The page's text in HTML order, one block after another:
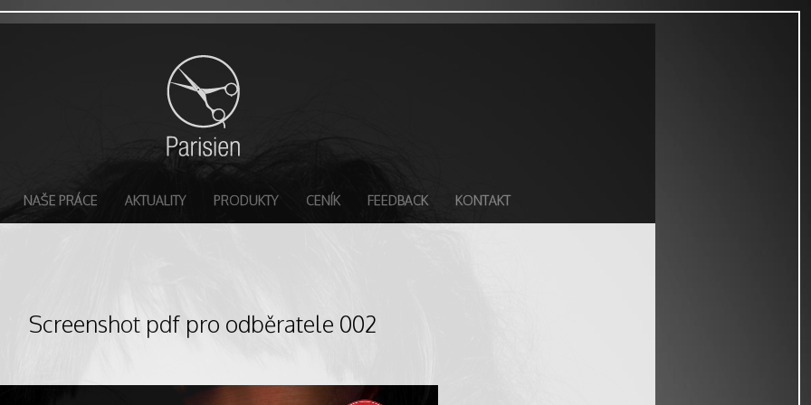
NAŠE PRÁCE AKTUALITY PRODUKTY CENÍK FEEDBACK KONTAKT
Screenshot pdf pro odběratele 002